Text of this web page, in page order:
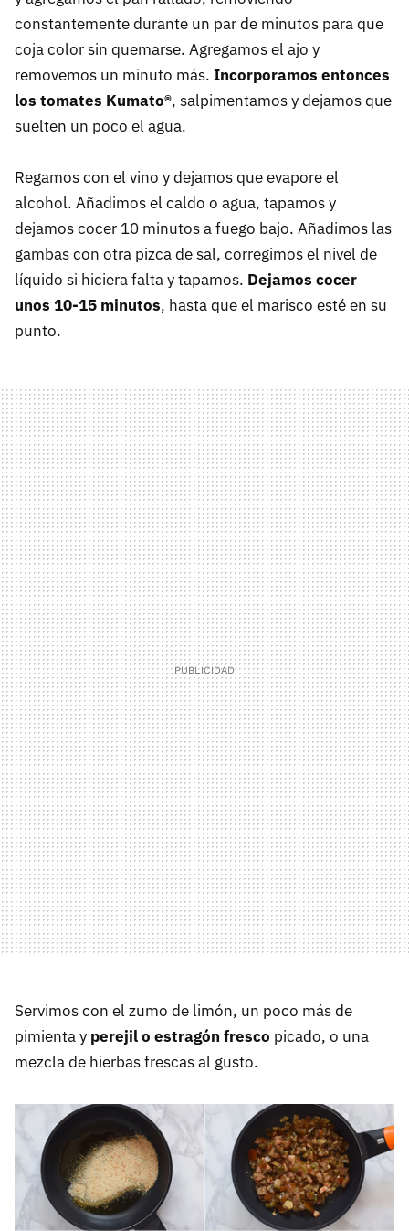
constantemente durante un par de minutos para que
coja color sin quemarse. Agregamos el ajo y
removemos un minuto más. Incorporamos entonces
los tomates Kumato®, salpimentamos y dejamos que
suelten un poco el agua.
Regamos con el vino y dejamos que evapore el
alcohol. Añadimos el caldo o agua, tapamos y
dejamos cocer 10 minutos a fuego bajo. Añadimos las
gambas con otra pizca de sal, corregimos el nivel de
líquido si hiciera falta y tapamos. Dejamos cocer
unos 10-15 minutos, hasta que el marisco esté en su
punto.
Servimos con el zumo de limón, un poco más de
pimienta y perejil o estragón fresco picado, o una
mezcla de hierbas frescas al gusto.